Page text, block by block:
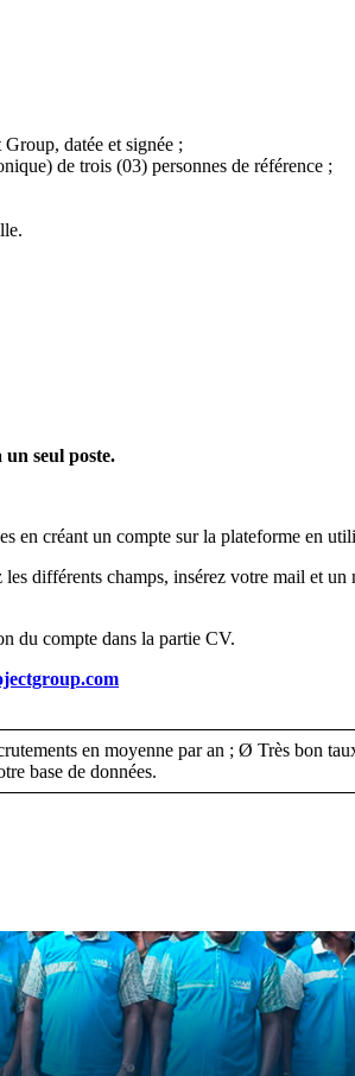
datée et signée ;
de trois (03) personnes de référence ;
seul poste.
en créant un compte sur la plateforme en
différents champs, insérez votre mail et
du compte dans la partie CV.